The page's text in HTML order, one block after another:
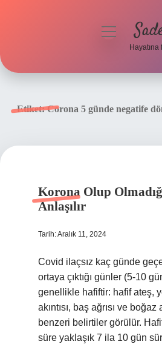
menüyü
Etiket:Corona 5 günde negatife
Korona Olup
Anlaşılır
Tarih: Aralık 11, 2024
Covid ilaçsız kaç günde
ortaya çıktığı günler (5-10
genellikle hafiftir: hafif ateş,
akıntısı, baş ağrısı ve boğaz
benzeri belirtiler görülür.
süre yaklaşık 7 ila 10 gün